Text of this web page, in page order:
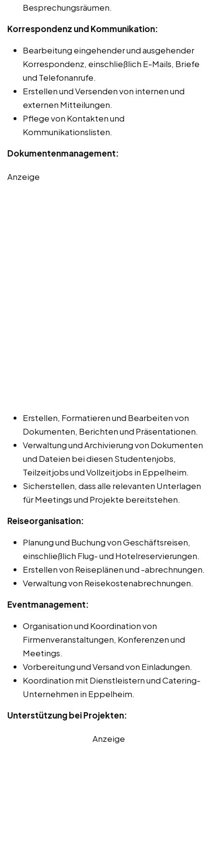
Besprechungsräumen.
Korrespondenz und Kommunikation:
Bearbeitung eingehender und ausgehender
Korrespondenz, einschließlich E-Mails, Briefe
und Telefonanrufe.
Erstellen und Versenden von internen und
externen Mitteilungen.
Pflege von Kontakten und
Kommunikationslisten.
Dokumentenmanagement:
Anzeige
Erstellen, Formatieren und Bearbeiten von
Dokumenten, Berichten und Präsentationen.
Verwaltung und Archivierung von Dokumenten
und Dateien bei diesen Studentenjobs,
Teilzeitjobs und Vollzeitjobs in Eppelheim.
Sicherstellen, dass alle relevanten Unterlagen
für Meetings und Projekte bereitstehen.
Reiseorganisation:
Planung und Buchung von Geschäftsreisen,
einschließlich Flug- und Hotelreservierungen.
Erstellen von Reiseplänen und -abrechnungen.
Verwaltung von Reisekostenabrechnungen.
Eventmanagement:
Organisation und Koordination von
Firmenveranstaltungen, Konferenzen und
Meetings.
Vorbereitung und Versand von Einladungen.
Koordination mit Dienstleistern und Catering-
Unternehmen in Eppelheim.
Unterstützung bei Projekten:
Anzeige